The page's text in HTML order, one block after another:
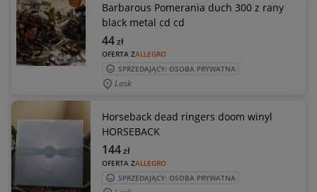
Barbarous Pomerania duch 300 z rany
black metal cd cd
OFERTA ZALLEGRO
44zł
SPRZEDAJĄCY: OSOBA PRYWATNA
Lask
Horseback dead ringers doom winyl
HORSEBACK
OFERTA ZALLEGRO
144zł
SPRZEDAJĄCY: OSOBA PRYWATNA